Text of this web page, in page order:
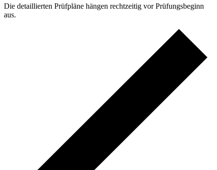
Die detaillierten Prüfpläne hängen rechtzeitig vor Prüfungsbeginn
aus.